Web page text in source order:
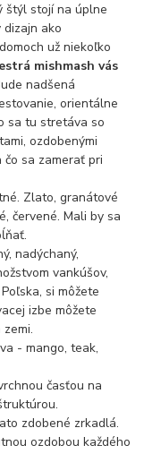
batéria
vaňa
szco nakup bez dph
nákup bez dph v eu ň
štýl stojí na úplne
ako
už niekoľko
mishmash vás
nadšená
orientálne
sa tu stretáva so
ozdobenými
sa zamerať pri
Zlato, granátové
červené. Mali by sa
nadýchaný,
vankúšov,
si môžete
izbe môžete
- mango, teak,
časťou na
zdobené zrkadlá.
ozdobou každého